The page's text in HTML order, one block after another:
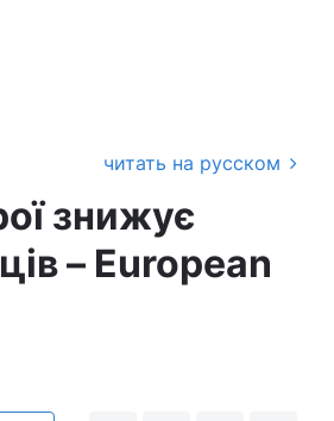
читать на русском
знижує
– European